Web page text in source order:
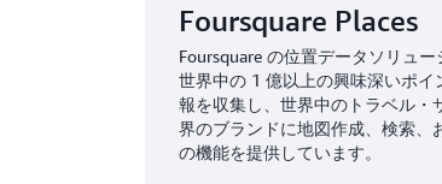
Foursquare Places
Foursquare の位置データソリュー
世界中の 1 億以上の興味深いポイ
報を収集し、世界中のトラベル・
界のブランドに地図作成、検索、
の機能を提供しています。